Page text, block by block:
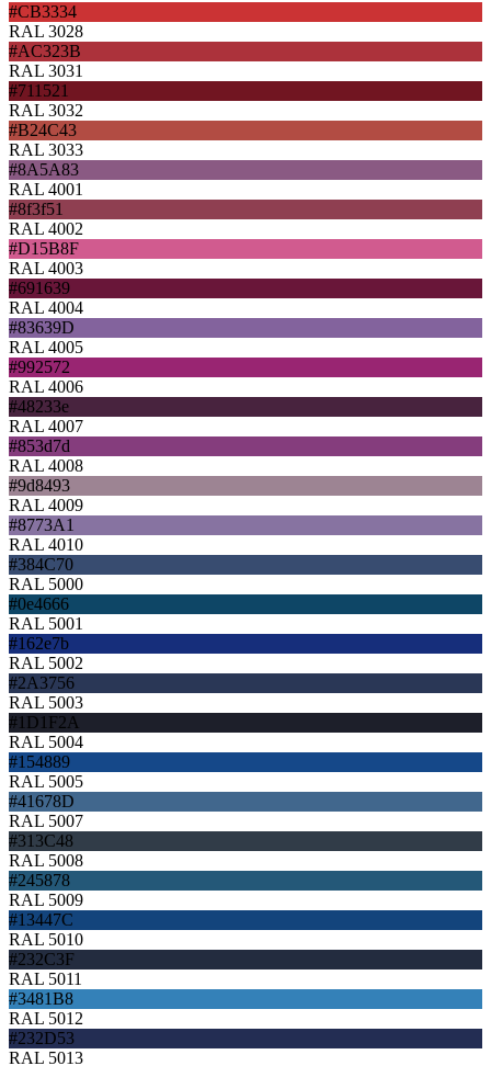
#CB3334
RAL 3028
#AC323B
RAL 3031
#711521
RAL 3032
#B24C43
RAL 3033
#8A5A83
RAL 4001
#8f3f51
RAL 4002
#D15B8F
RAL 4003
#691639
RAL 4004
#83639D
RAL 4005
#992572
RAL 4006
#48233e
RAL 4007
#853d7d
RAL 4008
#9d8493
RAL 4009
#8773A1
RAL 4010
#384C70
RAL 5000
#0e4666
RAL 5001
#162e7b
RAL 5002
#2A3756
RAL 5003
#1D1F2A
RAL 5004
#154889
RAL 5005
#41678D
RAL 5007
#313C48
RAL 5008
#245878
RAL 5009
#13447C
RAL 5010
#232C3F
RAL 5011
#3481B8
RAL 5012
#232D53
RAL 5013